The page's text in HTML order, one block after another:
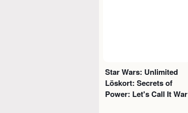
Star Wars: Unlimited
Löskort: Secrets of
Power: Let's Call It War